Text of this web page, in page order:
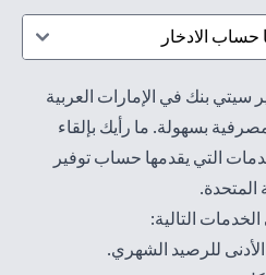
حساب الادخار
بنك في الإمارات العربية
بسهولة. ما رأيك بإلقاء
التي يقدمها حساب توفير
المتحدة.
التالية:
للرصيد الشهري.